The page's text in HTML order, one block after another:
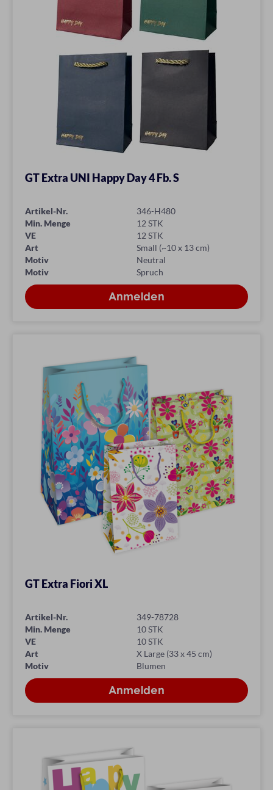
GT Extra UNI Happy Day 4 Fb. S
Artikel-Nr.
346-H480
Min. Menge
12 STK
VE
12 STK
Art
Small (~10 x 13 cm)
Motiv
Neutral
Motiv
Spruch
GT Extra Fiori XL
Artikel-Nr.
349-78728
Min. Menge
10 STK
VE
10 STK
Art
X Large (33 x 45 cm)
Motiv
Blumen